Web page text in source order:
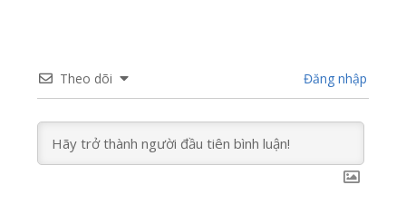
Theo dõi Đăng nhập